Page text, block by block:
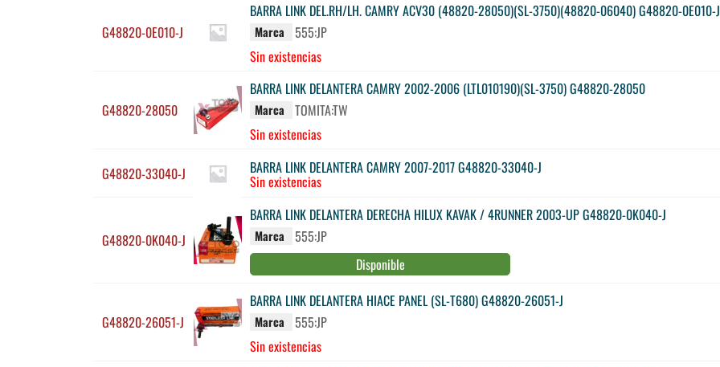
G48820-0E010-J
BARRA LINK DEL.RH/LH. CAMRY ACV30 (48820-28050)(SL-3750)(48820-06040) G48820-0E010-J
Marca
555:JP
Sin existencias
G48820-28050
BARRA LINK DELANTERA CAMRY 2002-2006 (LTL010190)(SL-3750) G48820-28050
Marca
TOMITA:TW
Sin existencias
G48820-33040-J BARRA LINK DELANTERA CAMRY 2007-2017 G48820-33040-J
Sin existencias
G48820-0K040-J
BARRA LINK DELANTERA DERECHA HILUX KAVAK / 4RUNNER 2003-UP G48820-0K040-J
Marca
555:JP
Disponible
G48820-26051-J
BARRA LINK DELANTERA HIACE PANEL (SL-T680) G48820-26051-J
Marca
555:JP
Sin existencias